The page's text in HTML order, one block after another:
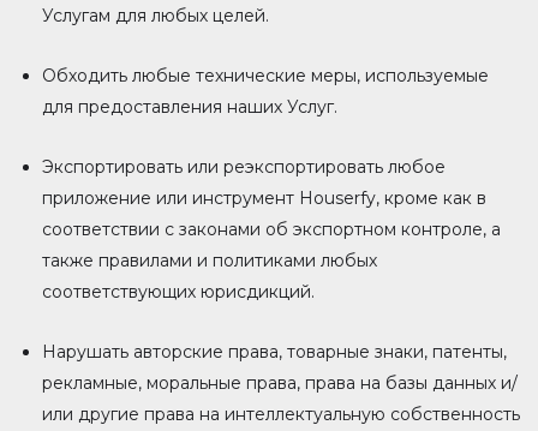
Услугам для любых целей.
Обходить любые технические меры, используемые
для предоставления наших Услуг.
Экспортировать или реэкспортировать любое
приложение или инструмент Houserfy, кроме как в
соответствии с законами об экспортном контроле, а
также правилами и политиками любых
соответствующих юрисдикций.
Нарушать авторские права, товарные знаки, патенты,
рекламные, моральные права, права на базы данных и/
или другие права на интеллектуальную собственность